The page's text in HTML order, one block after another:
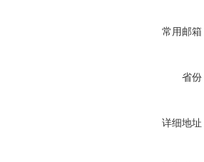
常用邮箱
省份
详细地址